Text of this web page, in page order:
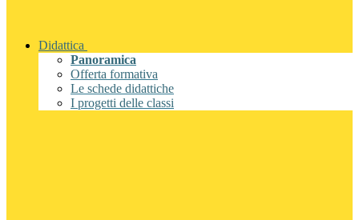
Didattica
Panoramica
Offerta formativa
Le schede didattiche
I progetti delle classi